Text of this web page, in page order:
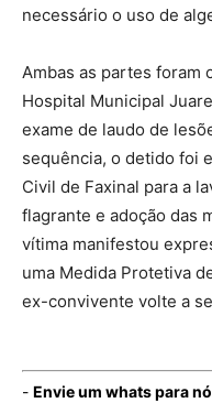
necessário o uso de
Ambas as partes foram
Hospital Municipal
exame de laudo de
sequência, o detido foi
Civil de Faxinal para a
flagrante e adoção das
vítima manifestou
uma Medida Protetiva
ex-convivente volte a
- Envie um whats para